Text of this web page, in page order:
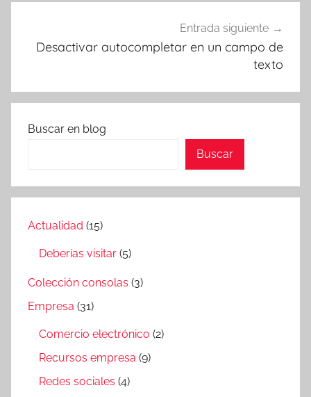
Entrada siguiente
Desactivar autocompletar en un campo de
texto
Buscar en blog
Buscar
Actualidad (15)
Deberías visitar (5)
Colección consolas (3)
Empresa (31)
Comercio electrónico (2)
Recursos empresa (9)
Redes sociales (4)